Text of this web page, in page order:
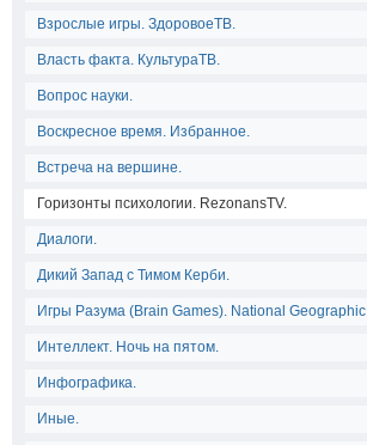
Взрослые игры. ЗдоровоеТВ.
Власть факта. КультураТВ.
Вопрос науки.
Воскресное время. Избранное.
Встреча на вершине.
Горизонты психологии. RezonansTV.
Диалоги.
Дикий Запад с Тимом Керби.
Игры Разума (Brain Games). National Geographic
Интеллект. Ночь на пятом.
Инфографика.
Иные.